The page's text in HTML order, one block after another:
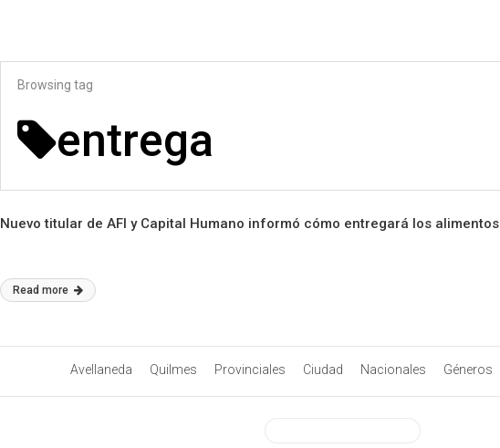
Browsing tag
entrega
Nuevo titular de AFI y Capital Humano informó cómo entregará los alimentos
Read more
Avellaneda Quilmes Provinciales Ciudad Nacionales Géneros